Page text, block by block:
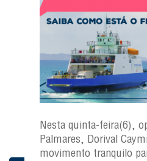
Nesta quinta-feira(6),
Palmares, Dorival
movimento tranquilo